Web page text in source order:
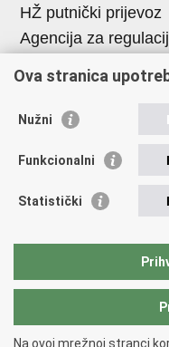
HŽ putnički prijevoz
Agencija za
Croatia Airlines
Međunarodna
Hrvatska kontrola
Hrvatska agencija
Agencija za
pomorskom i
Copyright © 2026
Ova stranica
Nužni
Funkcionalni
Statistički
Na ovoj mrežnoj stranci